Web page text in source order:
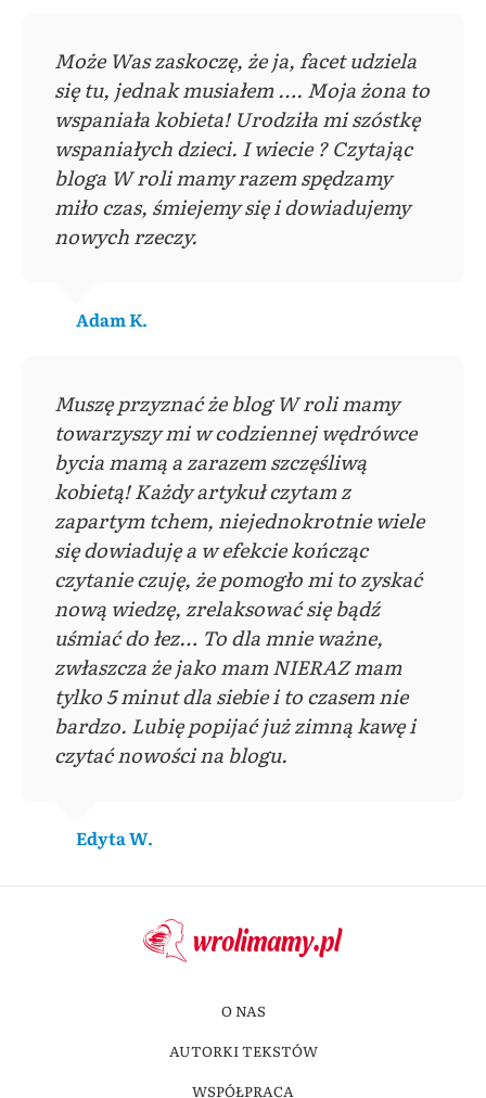
Może Was zaskoczę, że ja, facet udziela
się tu, jednak musiałem …. Moja żona to
wspaniała kobieta! Urodziła mi szóstkę
wspaniałych dzieci. I wiecie ? Czytając
bloga W roli mamy razem spędzamy
miło czas, śmiejemy się i dowiadujemy
nowych rzeczy.
Adam K.
Muszę przyznać że blog W roli mamy
towarzyszy mi w codziennej wędrówce
bycia mamą a zarazem szczęśliwą
kobietą! Każdy artykuł czytam z
zapartym tchem, niejednokrotnie wiele
się dowiaduję a w efekcie kończąc
czytanie czuję, że pomogło mi to zyskać
nową wiedzę, zrelaksować się bądź
uśmiać do łez… To dla mnie ważne,
zwłaszcza że jako mam NIERAZ mam
tylko 5 minut dla siebie i to czasem nie
bardzo. Lubię popijać już zimną kawę i
czytać nowości na blogu.
Edyta W.
O NAS
AUTORKI TEKSTÓW
WSPÓŁPRACA